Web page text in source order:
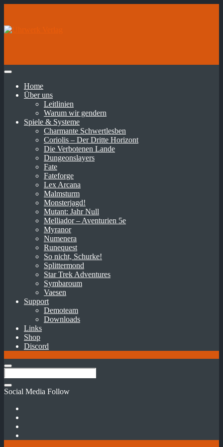
Home
Über uns
Leitlinien
Warum wir gendern
Spiele & Systeme
Charmante Schwertlesben
Coriolis – Der Dritte Horizont
Die Verbotenen Lande
Dungeonslayers
Fate
Fateforge
Lex Arcana
Malmsturm
Monsterjagd!
Mutant: Jahr Null
Melliador – Aventurien 5e
Myranor
Numenera
Runequest
So nicht, Schurke!
Splittermond
Star Trek Adventures
Symbaroum
Vaesen
Support
Demoteam
Downloads
Links
Shop
Discord
Social Media Follow